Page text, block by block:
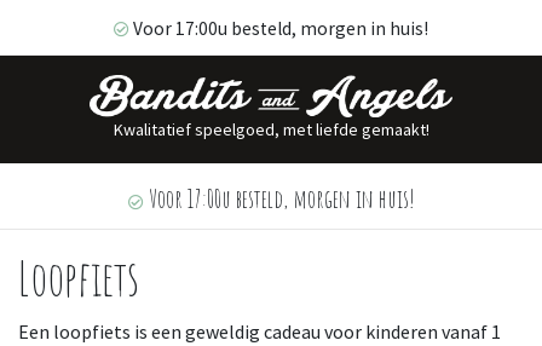
Voor 17:00u besteld, morgen in huis!
Kwalitatief speelgoed, met liefde gemaakt!
Voor 17:00u besteld, morgen in huis!
Loopfiets
Een loopfiets is een geweldig cadeau voor kinderen vanaf 1